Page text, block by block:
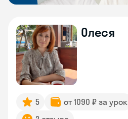
Олеся
5 от 1090 ₽ за урок